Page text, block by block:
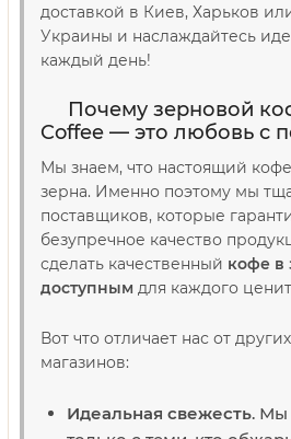
доставкой в Киев, Харьков
Украины и наслаждайтесь
каждый день!
Почему зерновой
Coffee — это любовь с
Мы знаем, что настоящий
зерна. Именно поэтому мы
поставщиков, которые
безупречное качество
сделать качественный кофе в
доступным для каждого
Вот что отличает нас от
магазинов:
Идеальная свежесть. Мы